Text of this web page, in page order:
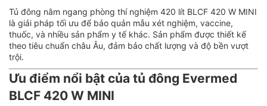
Tủ đông nằm ngang phòng thí nghiệm 420 lít BLCF 420 W MINI
là giải pháp tối ưu để bảo quản mẫu xét nghiệm, vaccine,
thuốc, và nhiều sản phẩm y tế khác. Sản phẩm được thiết kế
theo tiêu chuẩn châu Âu, đảm bảo chất lượng và độ bền vượt
trội.
Ưu điểm nổi bật của tủ đông Evermed
BLCF 420 W MINI